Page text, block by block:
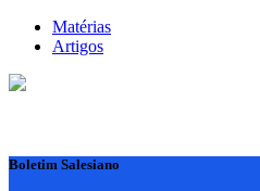
Matérias
Artigos
Boletim Salesiano